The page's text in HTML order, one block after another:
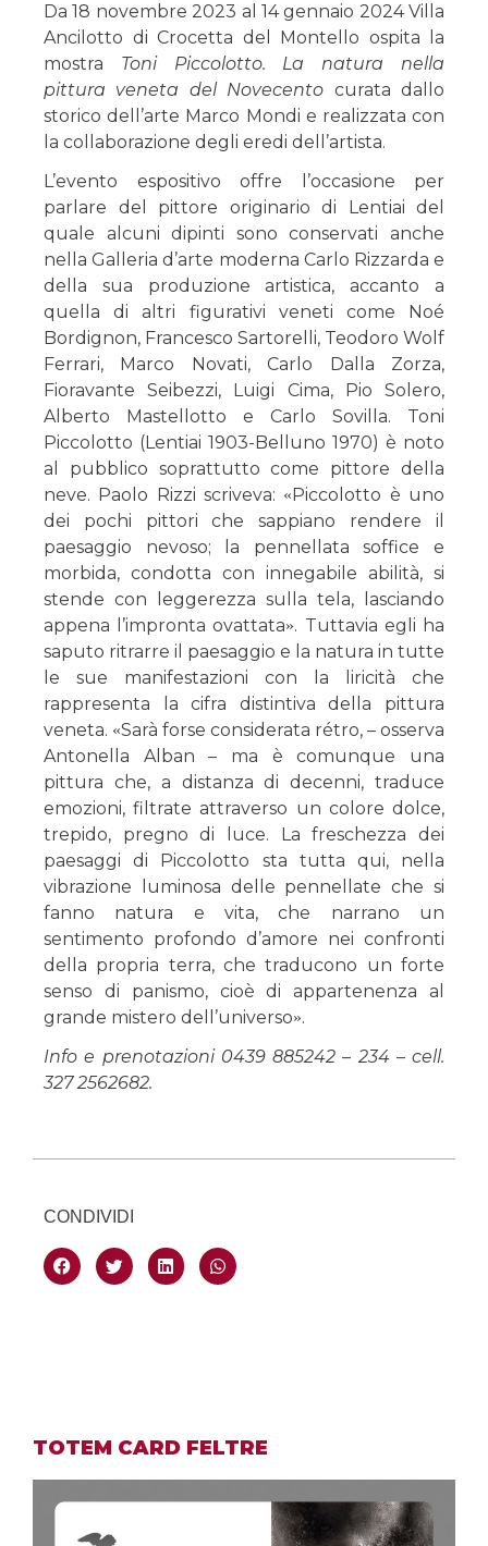
Da 18 novembre 2023 al 14 gennaio 2024 Villa
Ancilotto di Crocetta del Montello ospita la
mostra Toni Piccolotto. La natura nella
pittura veneta del Novecento curata dallo
storico dell’arte Marco Mondi e realizzata con
la collaborazione degli eredi dell’artista.
L’evento espositivo offre l’occasione per
parlare del pittore originario di Lentiai del
quale alcuni dipinti sono conservati anche
nella Galleria d’arte moderna Carlo Rizzarda e
della sua produzione artistica, accanto a
quella di altri figurativi veneti come Noé
Bordignon, Francesco Sartorelli, Teodoro Wolf
Ferrari, Marco Novati, Carlo Dalla Zorza,
Fioravante Seibezzi, Luigi Cima, Pio Solero,
Alberto Mastellotto e Carlo Sovilla. Toni
Piccolotto (Lentiai 1903-Belluno 1970) è noto
al pubblico soprattutto come pittore della
neve. Paolo Rizzi scriveva: « Piccolotto è uno
dei pochi pittori che sappiano rendere il
paesaggio nevoso; la pennellata soffice e
morbida, condotta con innegabile abilità, si
stende con leggerezza sulla tela, lasciando
appena l’impronta ovattata». Tuttavia egli ha
saputo ritrarre il paesaggio e la natura in tutte
le sue manifestazioni con la liricità che
rappresenta la cifra distintiva della pittura
veneta. «Sarà forse considerata rétro, – osserva
Antonella Alban – ma è comunque una
pittura che, a distanza di decenni, traduce
emozioni, filtrate attraverso un colore dolce,
trepido, pregno di luce. La freschezza dei
paesaggi di Piccolotto sta tutta qui, nella
vibrazione luminosa delle pennellate che si
fanno natura e vita, che narrano un
sentimento profondo d’amore nei confronti
della propria terra, che traducono un forte
senso di panismo, cioè di appartenenza al
grande mistero dell’universo».
Info e prenotazioni 0439 885242 – 234 – cell.
327 2562682.
CONDIVIDI
TOTEM CARD FELTRE